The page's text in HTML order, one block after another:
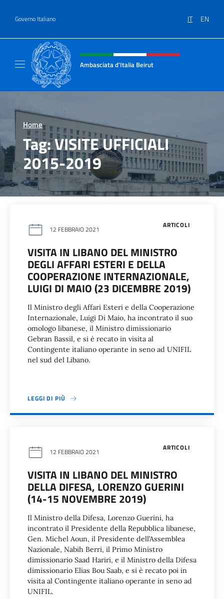
Governo Italiano IT EN
Intestazione sito, social e menù
Ambasciata d'Italia Beirut
Home >
Tag:VISITE UFFICIALI
2015-2019
ARTICOLI
12 FEBBRAIO 2021
VISITA IN LIBANO DEL MINISTRO
DEGLI AFFARI ESTERI E DELLA
COOPERAZIONE INTERNAZIONALE,
LUIGI DI MAIO (23 DICEMBRE 2019)
Il Ministro degli Affari Esteri e della Cooperazione
Internazionale, Luigi Di Maio, ha incontrato il suo
omologo libanese, il Ministro dimissionario
Gebran Bassil, e si è recato in visita al
Contingente italiano operante in seno ad UNIFIL
nel sud del Libano.
LEGGI DI PIÙ
ARTICOLI
12 FEBBRAIO 2021
VISITA IN LIBANO DEL MINISTRO
DELLA DIFESA, LORENZO GUERINI
(14-15 NOVEMBRE 2019)
Il Ministro della Difesa, Lorenzo Guerini, ha
incontrato il Presidente della Repubblica libanese,
Gen. Michel Aoun, il Presidente dell’Assemblea
Nazionale, Nabih Berri, il Primo Ministro
dimissionario Saad Hariri, e il Ministro della Difesa
dimissionario Elias Bou Saab, e si è recato poi in
visita al Contingente italiano operante in seno ad
UNIFIL.